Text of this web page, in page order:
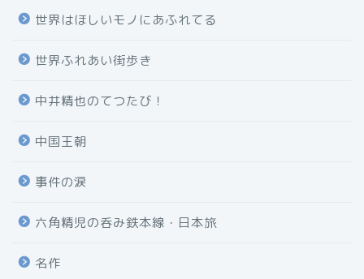
世界はほしいモノにあふれてる
世界ふれあい街歩き
中井精也のてつたび！
中国王朝
事件の涙
六角精児の呑み鉄本線・日本旅
名作